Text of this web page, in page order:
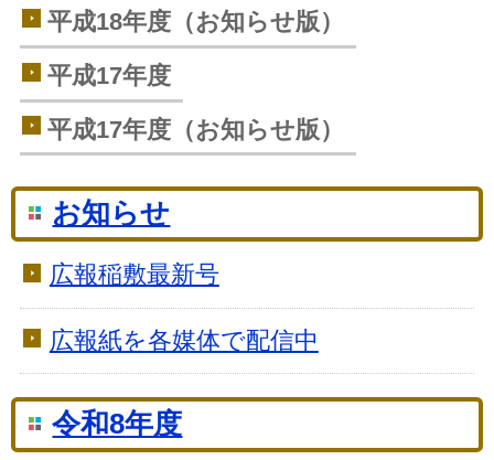
平成18年度（お知らせ版）
平成17年度
平成17年度（お知らせ版）
お知らせ
広報稲敷最新号
広報紙を各媒体で配信中
令和8年度